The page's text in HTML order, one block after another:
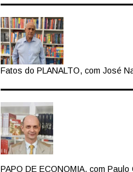
Fatos do PLANALTO, com José
PAPO DE ECONOMIA, com